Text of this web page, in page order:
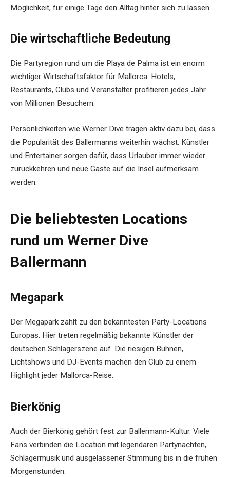
Möglichkeit, für einige Tage den Alltag hinter sich zu lassen.
Die wirtschaftliche Bedeutung
Die Partyregion rund um die Playa de Palma ist ein enorm
wichtiger Wirtschaftsfaktor für Mallorca. Hotels,
Restaurants, Clubs und Veranstalter profitieren jedes Jahr
von Millionen Besuchern.
Persönlichkeiten wie Werner Dive tragen aktiv dazu bei, dass
die Popularität des Ballermanns weiterhin wächst. Künstler
und Entertainer sorgen dafür, dass Urlauber immer wieder
zurückkehren und neue Gäste auf die Insel aufmerksam
werden.
Die beliebtesten Locations
rund um Werner Dive
Ballermann
Megapark
Der Megapark zählt zu den bekanntesten Party-Locations
Europas. Hier treten regelmäßig bekannte Künstler der
deutschen Schlagerszene auf. Die riesigen Bühnen,
Lichtshows und DJ-Events machen den Club zu einem
Highlight jeder Mallorca-Reise.
Bierkönig
Auch der Bierkönig gehört fest zur Ballermann-Kultur. Viele
Fans verbinden die Location mit legendären Partynächten,
Schlagermusik und ausgelassener Stimmung bis in die frühen
Morgenstunden.